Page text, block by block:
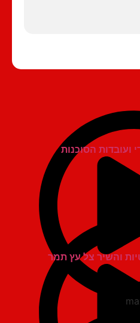
הסוכנות
צל עץ תמר